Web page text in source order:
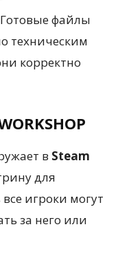
Готовые файлы
техническим
корректно
в Steam
для
игроки могут
за него или